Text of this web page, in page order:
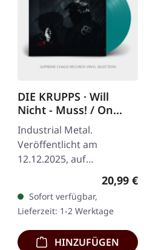
DIE KRUPPS · Will
Nicht - Muss! / On
Collision Course |
PETROL LP
Industrial Metal.
Veröffentlicht am
12.12.2025, auf
Dependent Records.
Petrolfarbenes Vinyl im
Gatefold-Cover mit
gefütterter Innenhülle.
Limitiert…
20,99 €
Sofort verfügbar,
Lieferzeit: 1-2 Werktage
HINZUFÜGEN